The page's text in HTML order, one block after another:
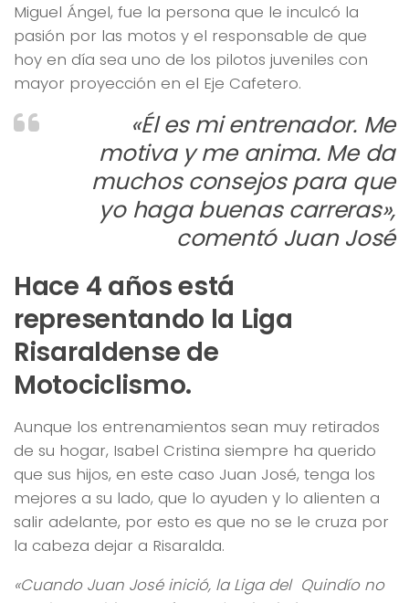
Miguel Ángel, fue la persona que le inculcó la
pasión por las motos y el responsable de que
hoy en día sea uno de los pilotos juveniles con
mayor proyección en el Eje Cafetero.
«Él es mi entrenador. Me
motiva y me anima. Me da
muchos consejos para que
yo haga buenas carreras»,
comentó Juan José
Hace 4 años está
representando la Liga
Risaraldense de
Motociclismo.
Aunque los entrenamientos sean muy retirados
de su hogar, Isabel Cristina siempre ha querido
que sus hijos, en este caso Juan José, tenga los
mejores a su lado, que lo ayuden y lo alienten a
salir adelante, por esto es que no se le cruza por
la cabeza dejar a Risaralda.
«Cuando Juan José inició, la Liga del Quindío no